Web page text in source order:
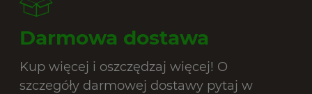
Darmowa dostawa
Kup więcej i oszczędzaj więcej! O
szczegóły darmowej dostawy pytaj w